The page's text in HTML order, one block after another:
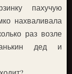
пахучую
нахваливала
раз возле
дед и